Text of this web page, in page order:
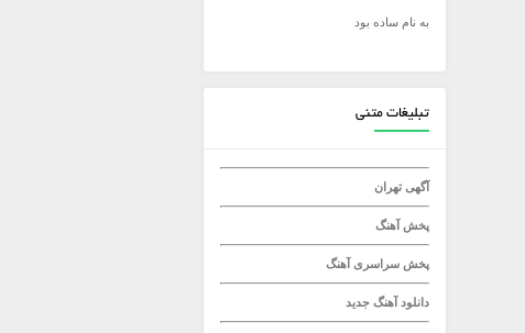
میثم ابراهیمی
به نام ساده بود
تبلیغات متنی
آگهی تهران
پخش آهنگ
پخش سراسری آهنگ
دانلود آهنگ جدید